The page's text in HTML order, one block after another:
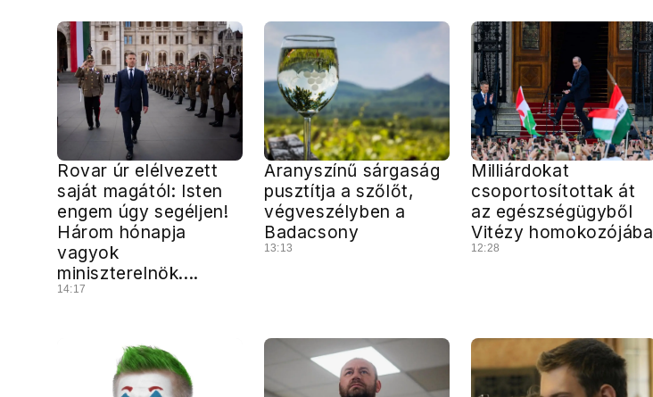
Rovar úr elélvezett
saját magától: Isten
engem úgy segéljen!
Három hónapja
vagyok
miniszterelnök....
14:17
Aranyszínű sárgaság
pusztítja a szőlőt,
végveszélyben a
Badacsony
13:13
Milliárdokat
csoportosítottak át
az egészségügyből
Vitézy homokozójába
12:28